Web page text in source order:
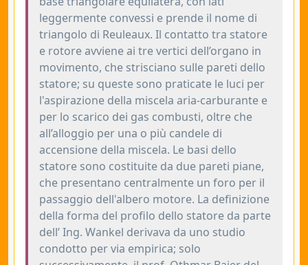
leggermente convessi e prende il nome di
triangolo di Reuleaux. Il contatto tra statore
e rotore avviene ai tre vertici dell’organo in
movimento, che strisciano sulle pareti dello
statore; su queste sono praticate le luci per
l'aspirazione della miscela aria-carburante e
per lo scarico dei gas combusti, oltre che
all’alloggio per una o più candele di
accensione della miscela. Le basi dello
statore sono costituite da due pareti piane,
che presentano centralmente un foro per il
passaggio dell'albero motore. La definizione
della forma del profilo dello statore da parte
dell’ Ing. Wankel derivava da uno studio
condotto per via empirica; solo